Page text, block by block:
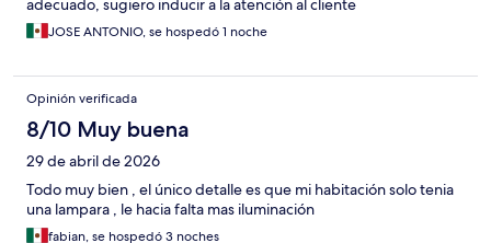
adecuado, sugiero inducir a la atención al cliente
JOSE ANTONIO, se hospedó 1 noche
Opinión verificada
8/10 Muy buena
29 de abril de 2026
Todo muy bien , el único detalle es que mi habitación solo tenia
una lampara , le hacia falta mas iluminación
fabian, se hospedó 3 noches